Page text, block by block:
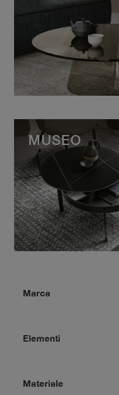
Marca
Elementi
Materiale
MUSEO